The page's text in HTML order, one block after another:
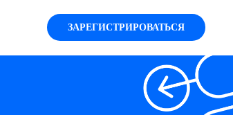
ЗАРЕГИСТРИРОВАТЬСЯ